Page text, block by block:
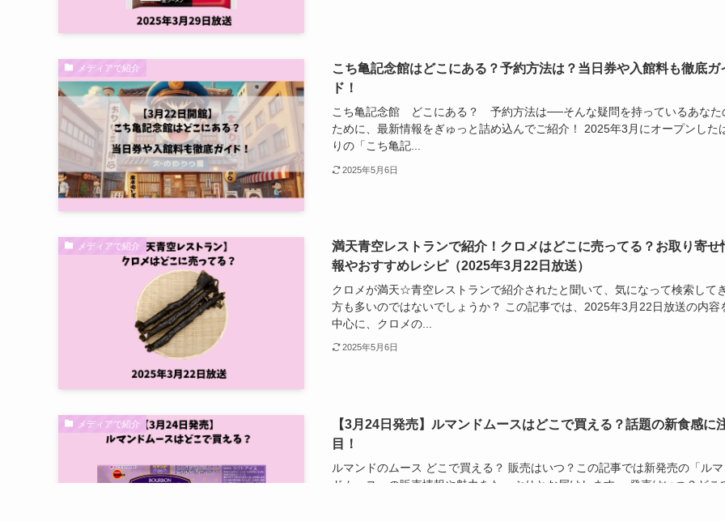
メディアで紹介
こち亀記念館はどこにある？予約方法は？当日券や入館料も徹底ガ
ド！
こち亀記念館 どこにある？ 予約方法は──そんな疑問を持っているあなた
ために、最新情報をぎゅっと詰め込んでご紹介！ 2025年3月にオープンした
りの「こち亀記...
2025年5月6日
メディアで紹介
満天青空レストランで紹介！クロメはどこに売ってる？お取り寄せ
報やおすすめレシピ（2025年3月22日放送）
クロメが満天☆青空レストランで紹介されたと聞いて、気になって検索して
方も多いのではないでしょうか？ この記事では、2025年3月22日放送の内容
中心に、クロメの...
2025年5月6日
メディアで紹介
【3月24日発売】ルマンドムースはどこで買える？話題の新食感に
目！
ルマンドのムース どこで買える？ 販売はいつ？この記事では新発売の「ルマ
ドムース」の販売情報や魅力をたっぷりとお届けします。 発売はいつ？どこ